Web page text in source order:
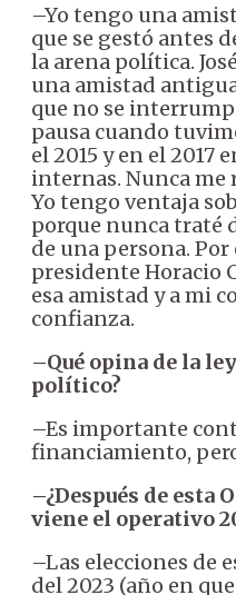
–Yo tengo una
que se gestó antes
la arena política.
una amistad
que no se
pausa cuando
el 2015 y en el 2017
internas. Nunca me
Yo tengo ventaja
porque nunca traté
de una persona.
presidente Horacio
esa amistad y a mi
confianza.
–Qué opina de la
político?
–Es importante
financiamiento,
–¿Después de esta
viene el operativo
–Las elecciones de
del 2023 (año en